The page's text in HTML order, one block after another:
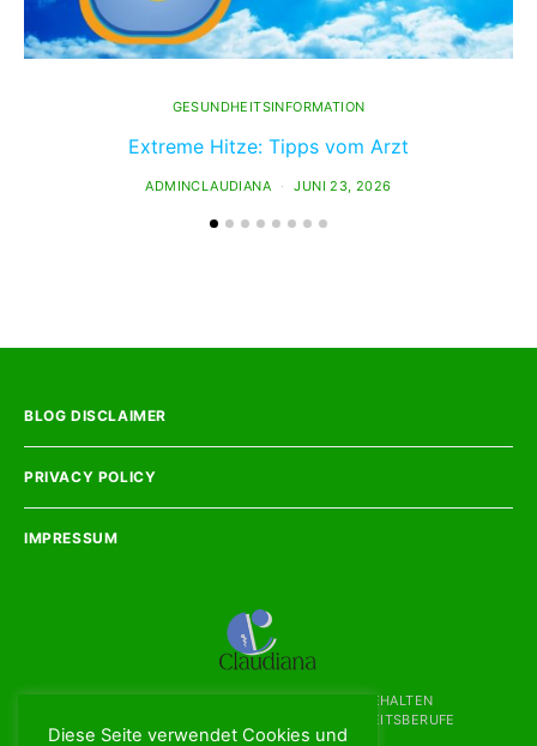
GESUNDHEITSINFORMATION
Extreme Hitze: Tipps vom Arzt
ADMINCLAUDIANA JUNI 23, 2026
BLOG DISCLAIMER
PRIVACY POLICY
IMPRESSUM
COPYRIGHT2026 - ALLE RECHTE VORBEHALTEN
LANDESFACHHOCHSCHULE FÜR GESUNDHEITSBERUFE
CLAUDIANA
Diese Seite verwendet Cookies und